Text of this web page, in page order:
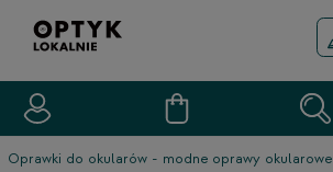
Oprawki do okularów - modne oprawy okularowe